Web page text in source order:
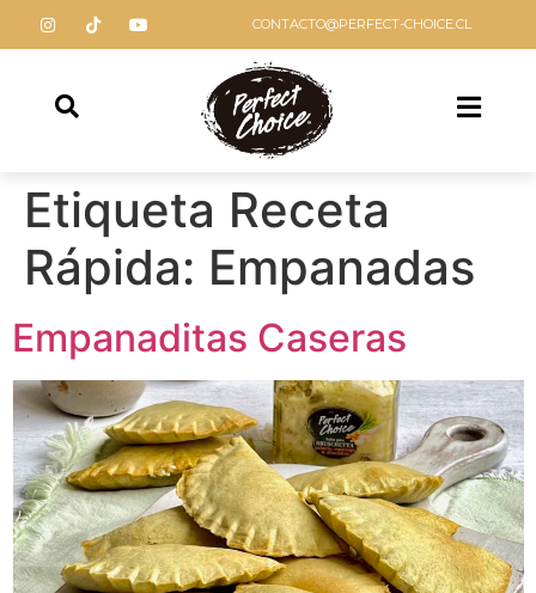
CONTACTO@PERFECT-CHOICE.CL
Etiqueta Receta
Rápida: Empanadas
Empanaditas Caseras